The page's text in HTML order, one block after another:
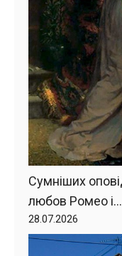
Сумніших
любов Ромео
28.07.2026